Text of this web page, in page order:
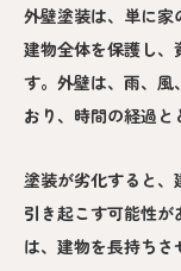
外壁塗装は、単に家
建物全体を保護し
す。外壁は、雨、風
おり、時間の経過と
塗装が劣化すると
引き起こす可能性
は、建物を長持ちさ